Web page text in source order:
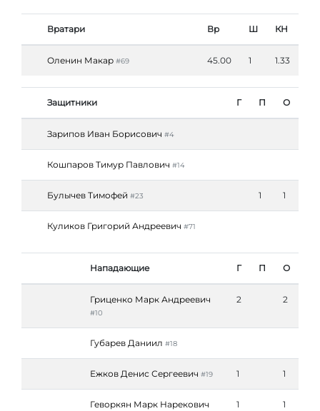
Вратари Вр Ш КН
Оленин Макар #69 45.00 1 1.33
Защитники Г П О
Зарипов Иван Борисович #4
Кошпаров Тимур Павлович #14
Булычев Тимофей #23 1 1
Куликов Григорий Андреевич #71
Нападающие Г П О
Гриценко Марк Андреевич
#10
2 2
Губарев Даниил #18
Ежков Денис Сергеевич #19 1 1
Геворкян Марк Нарекович 1 1